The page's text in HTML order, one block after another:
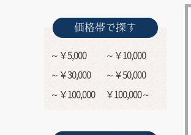
価格帯で探す
～￥5,000
～￥10,000
～￥30,000
～￥50,000
～￥100,000
￥100,000～